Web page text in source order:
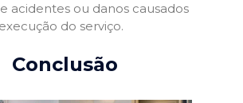
acidentes ou danos causados
do serviço.
Conclusão